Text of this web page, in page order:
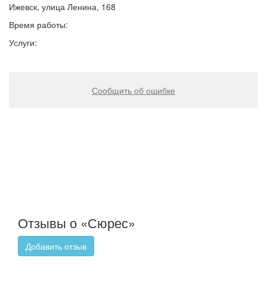
Ижевск, улица Ленина, 168
Время работы:
Услуги:
Сообщить об ошибке
Отзывы о «Сюрес»
Добавить отзыв